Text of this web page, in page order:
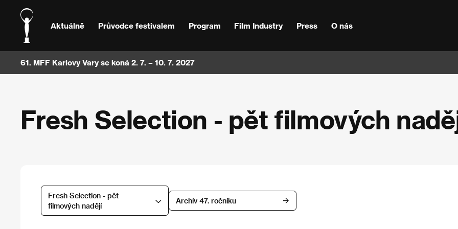
Aktuálně Průvodce festivalem Program Film Industry Press O nás
61. MFF Karlovy Vary se koná 2. 7. – 10. 7. 2027
Fresh Selection - pět filmových
Fresh Selection - pět
filmových nadějí
Archív 47. ročníku